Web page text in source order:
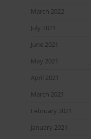
March 2022
July 2021
June 2021
May 2021
April 2021
March 2021
February 2021
January 2021